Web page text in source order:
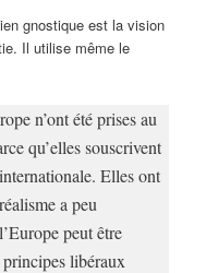
gnostique est la vision
Il utilise même le
n’ont été prises au
qu’elles souscrivent
Elles ont
a peu
peut être
principes libéraux